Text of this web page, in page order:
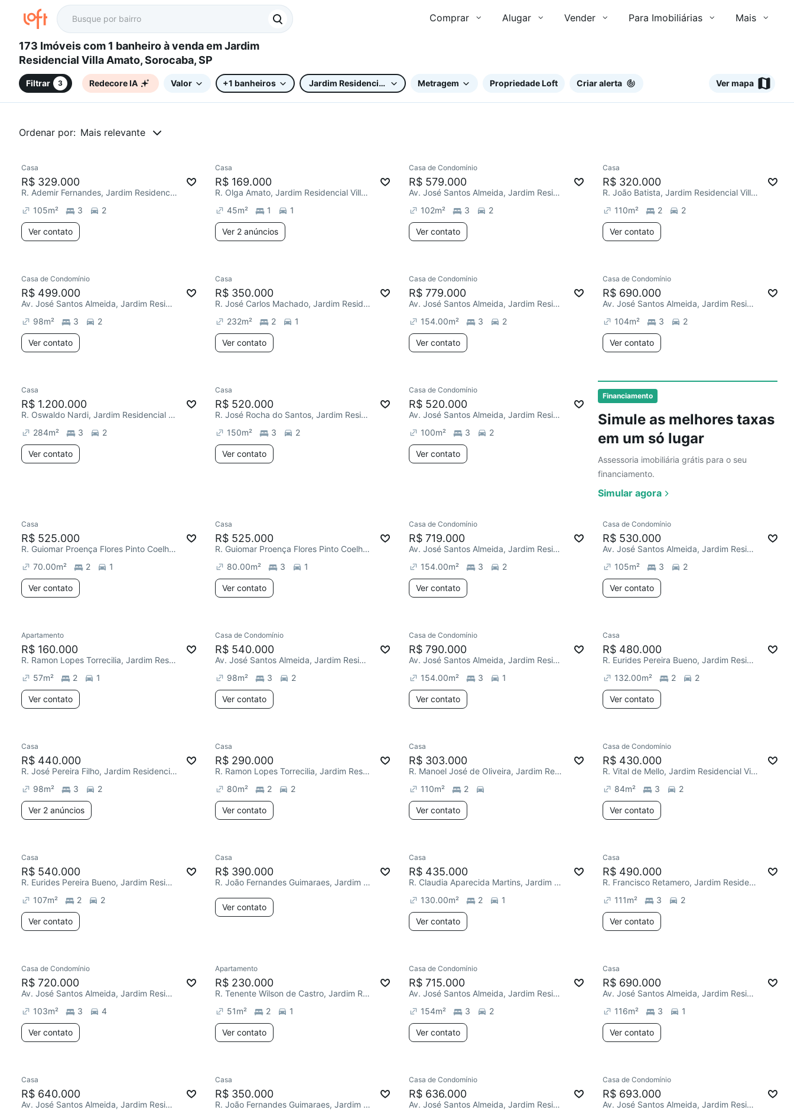
Comprar Alugar Vender Para Imobiliárias Mais
173 Imóveis com 1 banheiro à venda em Jardim
Residencial Villa Amato, Sorocaba, SP
Filtrar 3 Redecore IA Valor +1 banheiros Jardim Residencial Villa AmatoMetragem Propriedade Loft Criar alerta Ver mapa
Ordenar por: Mais relevante
Financiamento
Simule as melhores taxas
em um só lugar
Assessoria imobiliária grátis para o seu
financiamento.
Simular agora
Chegou este mês
Casa
R$ 329.000
R. Ademir Fernandes, Jardim Residencial Villa Amato
105m² 3 2
Ver contato
Casa
R$ 169.000
R. Olga Amato, Jardim Residencial Villa Amato
45m² 1 1
Ver 2 anúncios
Casa de Condomínio
R$ 579.000
Av. José Santos Almeida, Jardim Residencial Villa Amato
102m² 3 2
Ver contato
Casa
R$ 320.000
R. João Batista, Jardim Residencial Villa Amato
110m² 2 2
Ver contato
Casa de Condomínio
R$ 499.000
Av. José Santos Almeida, Jardim Residencial Villa Amato
98m² 3 2
Ver contato
Casa
R$ 350.000
R. José Carlos Machado, Jardim Residencial Villa Amato
232m² 2 1
Ver contato
Casa de Condomínio
R$ 779.000
Av. José Santos Almeida, Jardim Residencial Villa Amato
154.00m² 3 2
Ver contato
Casa de Condomínio
R$ 690.000
Av. José Santos Almeida, Jardim Residencial Villa Amato
104m² 3 2
Ver contato
Ver
Casa
R$ 1.200.000
R. Oswaldo Nardi, Jardim Residencial Villa Amato
284m² 3 2
Ver contato
Casa
R$ 520.000
R. José Rocha do Santos, Jardim Residencial Villa Amato
150m² 3 2
Ver contato
Redecorar
Casa de Condomínio
R$ 520.000
Av. José Santos Almeida, Jardim Residencial Villa Amato
100m² 3 2
Ver contato
Casa
R$ 525.000
R. Guiomar Proença Flores Pinto Coelho, Jardim Residencial Villa Amato
70.00m² 2 1
Ver contato
Casa
R$ 525.000
R. Guiomar Proença Flores Pinto Coelho, Jardim Residencial Villa Amato
80.00m² 3 1
Ver contato
Casa de Condomínio
R$ 719.000
Av. José Santos Almeida, Jardim Residencial Villa Amato
154.00m² 3 2
Ver contato
Casa de Condomínio
R$ 530.000
Av. José Santos Almeida, Jardim Residencial Villa Amato
105m² 3 2
Ver contato
Apartamento
R$ 160.000
R. Ramon Lopes Torrecilia, Jardim Residencial Villa Amato
57m² 2 1
Ver contato
Casa de Condomínio
R$ 540.000
Av. José Santos Almeida, Jardim Residencial Villa Amato
98m² 3 2
Ver contato
Casa de Condomínio
R$ 790.000
Av. José Santos Almeida, Jardim Residencial Villa Amato
154.00m² 3 1
Ver contato
Casa
R$ 480.000
R. Eurides Pereira Bueno, Jardim Residencial Villa Amato
132.00m² 2 2
Ver contato
Casa
R$ 440.000
R. José Pereira Filho, Jardim Residencial Villa Amato
98m² 3 2
Ver 2 anúncios
Casa
R$ 290.000
R. Ramon Lopes Torrecilia, Jardim Residencial Villa Amato
80m² 2 2
Ver contato
Casa
R$ 303.000
R. Manoel José de Oliveira, Jardim Residencial Villa Amato
110m² 2
Ver contato
Casa de Condomínio
R$ 430.000
R. Vital de Mello, Jardim Residencial Villa Amato
84m² 3 2
Ver contato
Casa
R$ 540.000
R. Eurides Pereira Bueno, Jardim Residencial Villa Amato
107m² 2 2
Ver contato
Casa
R$ 390.000
R. João Fernandes Guimaraes, Jardim Residencial Villa Amato
Ver contato
Casa
R$ 435.000
R. Claudia Aparecida Martins, Jardim Residencial Villa Amato
130.00m² 2 1
Ver contato
Casa
R$ 490.000
R. Francisco Retamero, Jardim Residencial Villa Amato
111m² 3 2
Ver contato
Casa de Condomínio
R$ 720.000
Av. José Santos Almeida, Jardim Residencial Villa Amato
103m² 3 4
Ver contato
Apartamento
R$ 230.000
R. Tenente Wilson de Castro, Jardim Residencial Villa Amato
51m² 2 1
Ver contato
Casa de Condomínio
R$ 715.000
Av. José Santos Almeida, Jardim Residencial Villa Amato
154m² 3 2
Ver contato
Casa
R$ 690.000
Av. José Santos Almeida, Jardim Residencial Villa Amato
116m² 3 1
Ver contato
Casa
R$ 640.000
Av. José Santos Almeida, Jardim Residencial Villa Amato
Casa
R$ 350.000
R. João Fernandes Guimaraes, Jardim Residencial Villa Amato
Casa de Condomínio
R$ 636.000
Av. José Santos Almeida, Jardim Residencial Villa Amato
Casa de Condomínio
R$ 693.000
Av. José Santos Almeida, Jardim Residencial Villa Amato